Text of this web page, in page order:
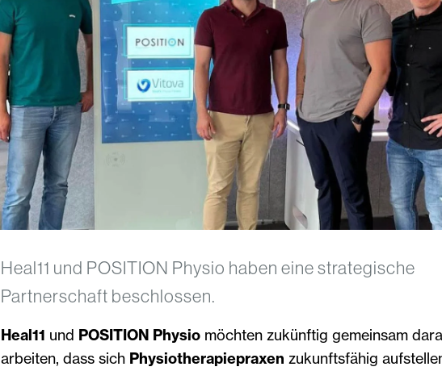
Heal11 und POSITION Physio haben eine strategische
Partnerschaft beschlossen.
Heal11 und POSITION Physiomöchten zukünftig gemeinsam
arbeiten, dass sich Physiotherapiepraxen zukunftsfähig